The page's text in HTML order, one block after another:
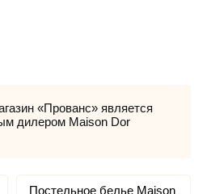
«Прованс» является
дилером Maison Dor
Постельное белье Maison